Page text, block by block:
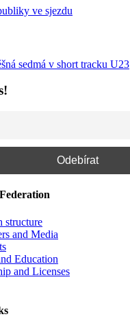
ve sjezdu
sedmá v short tracku U23
structure
and Media
Education
and Licenses